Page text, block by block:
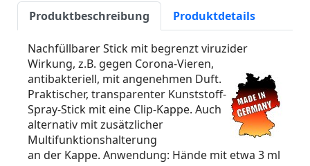
Produktbeschreibung Produktdetails
Nachfüllbarer Stick mit begrenzt viruzider
Wirkung, z.B. gegen Corona-Vieren,
antibakteriell, mit angenehmen Duft.
Praktischer, transparenter Kunststoff-
Spray-Stick mit eine Clip-Kappe. Auch
alternativ mit zusätzlicher
Multifunktionshalterung
an der Kappe. Anwendung: Hände mit etwa 3 ml